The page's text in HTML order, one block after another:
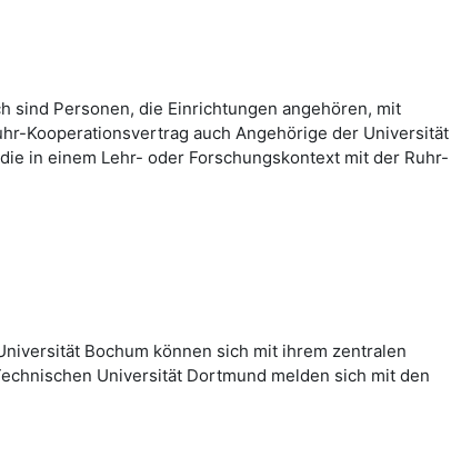
sind Personen, die Einrichtungen angehören, mit
Kooperationsvertrag auch Angehörige der Universität
in einem Lehr- oder Forschungskontext mit der Ruhr-
Bochum können sich mit ihrem zentralen
Universität Dortmund melden sich mit den